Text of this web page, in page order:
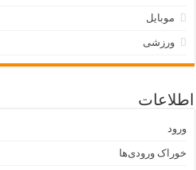
موبایل
ورزشی
اطلاعات
ورود
خوراک ورودی‌ها